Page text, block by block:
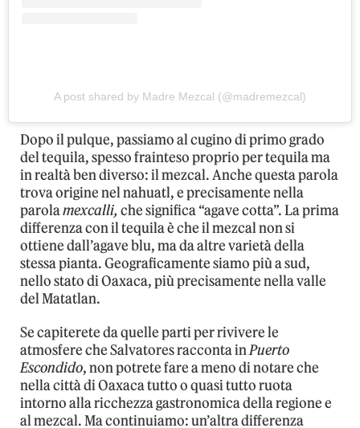
A post shared by Madre Mezcal (@madremezcal)
Dopo il pulque, passiamo al cugino di primo grado
del tequila, spesso frainteso proprio per tequila ma
in realtà ben diverso: il mezcal. Anche questa parola
trova origine nel nahuatl, e precisamente nella
parolamexcalli, che significa “agave cotta”. La prima
differenza con il tequila è che il mezcal non si
ottiene dall’agave blu, ma da altre varietà della
stessa pianta. Geograficamente siamo più a sud,
nello stato di Oaxaca, più precisamente nella valle
del Matatlan.
Se capiterete da quelle parti per rivivere le
atmosfere che Salvatores racconta inPuerto
Escondido, non potrete fare a meno di notare che
nella città di Oaxaca tutto o quasi tutto ruota
intorno alla ricchezza gastronomica della regione e
al mezcal. Ma continuiamo: un’altra differenza